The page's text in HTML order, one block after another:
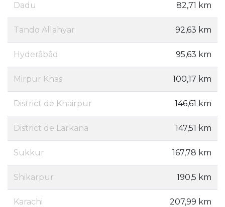
Dadu 82,71 km
Tando Allahyar 92,63 km
Hyderâbâd 95,63 km
Mirpur Khas 100,17 km
District de Khairpur 146,61 km
District de Larkana 147,51 km
Sukkur 167,78 km
Shikarpur 190,5 km
Karachi 207,99 km